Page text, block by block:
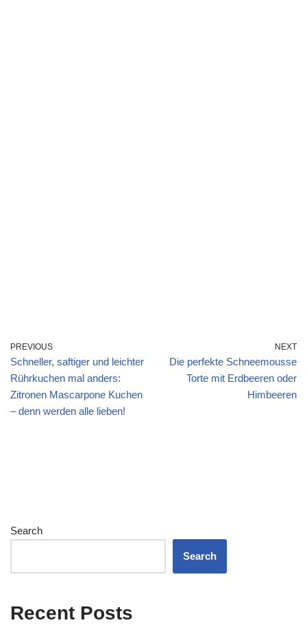
PREVIOUS
Schneller, saftiger und leichter
Rührkuchen mal anders:
Zitronen Mascarpone Kuchen
– denn werden alle lieben!
NEXT
Die perfekte Schneemousse
Torte mit Erdbeeren oder
Himbeeren
Search
Search
Recent Posts